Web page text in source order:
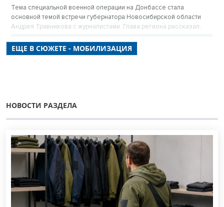
Тема специальной военной операции на Донбассе стала
основной темой встречи губернатора Новосибирской области
Андрея Травникова с журналистами. Глава региона рассказал,
мобилизация.
ЕЩЕ В СЮЖЕТЕ - МОБИЛИЗАЦИЯ
НОВОСТИ РАЗДЕЛА